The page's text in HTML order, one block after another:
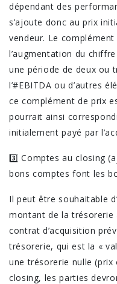
dépendant des
s’ajoute donc au prix
vendeur. Le
l’augmentation du
une période de deux ou
l’#EBITDA ou d’autres
ce complément de prix
pourrait ainsi
initialement payé par
3️⃣ Comptes au closing
bons comptes font les
Il peut être souhaitable
montant de la trésorerie
contrat d’acquisition
trésorerie, qui est la «
une trésorerie nulle
closing, les parties